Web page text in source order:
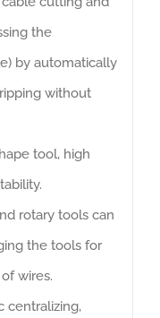
the
by automatically
without
tool, high
rotary tools can
the tools for
wires.
centralizing,